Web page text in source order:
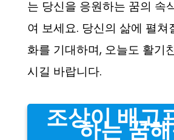
는 당신을 응원하는 꿈의 속
여 보세요. 당신의 삶에 펼쳐
화를 기대하며, 오늘도 활기
시길 바랍니다.
조상이 배고
하는 꿈